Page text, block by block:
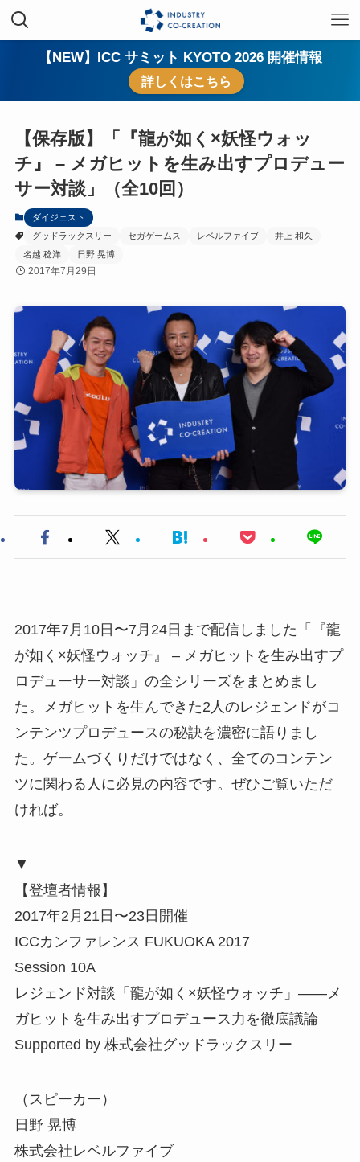
【NEW】ICC サミット KYOTO 2026 開催情報
詳しくはこちら
【保存版】「『龍が如く×妖怪ウォッ
チ』 – メガヒットを生み出すプロデュー
サー対談」（全10回）
ダイジェスト
グッドラックスリー
セガゲームス レベルファイブ
井上 和久
名越 稔洋
日野 晃博
2017年7月29日
2017年7月10日〜7月24日まで配信しました「『龍
が如く×妖怪ウォッチ』 – メガヒットを生み出すプ
ロデューサー対談」の全シリーズをまとめまし
た。メガヒットを生んできた2人のレジェンドがコ
ンテンツプロデュースの秘訣を濃密に語りまし
た。ゲームづくりだけではなく、全てのコンテン
ツに関わる人に必見の内容です。ぜひご覧いただ
ければ。
▼
【登壇者情報】
2017年2月21日〜23日開催
ICCカンファレンス FUKUOKA 2017
Session 10A
レジェンド対談「龍が如く×妖怪ウォッチ」――メ
ガヒットを生み出すプロデュース力を徹底議論
Supported by 株式会社グッドラックスリー
（スピーカー）
日野 晃博
株式会社レベルファイブ